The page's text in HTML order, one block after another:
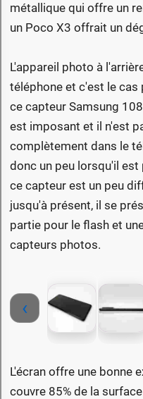
métallique qui offre un
un Poco X3 offrait un
L'appareil photo à
téléphone et c'est le
ce capteur Samsung
est imposant et il n'est
complètement dans le
donc un peu lorsqu'il
ce capteur est un peu
jusqu'à présent, il se
partie pour le flash et
capteurs photos.
‹
L'écran offre une bonne
couvre 85% de la